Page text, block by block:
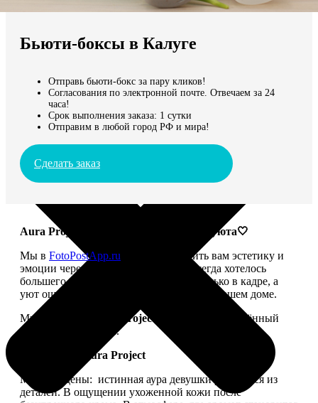
Мы доставляем по всему миру
Бьюти-боксы в Калуге
Отправь бьюти-бокс за пару кликов!
Согласования по электронной почте. Отвечаем за 24
часа!
Срок выполнения заказа: 1 сутки
Отправим в любой город РФ и мира!
Сделать заказ
Aura Project: твой ритуал красоты и уюта🤍
Мы в FotoPostApp.ru привыкли дарить вам эстетику и
эмоции через фотографии. Но нам всегда хотелось
большего — чтобы красота жила не только в кадре, а
уют ощущался не только в ленте, но и в вашем доме.
Мы запускаем
Aura Project
— проект, посвящённый
осознанной красоте.
Философия Aura Project
Мы убеждены: истинная аура девушки рождается из
деталей. В ощущении ухоженной кожи после